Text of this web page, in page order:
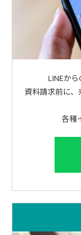
LINEか
資料請求前に、
各種